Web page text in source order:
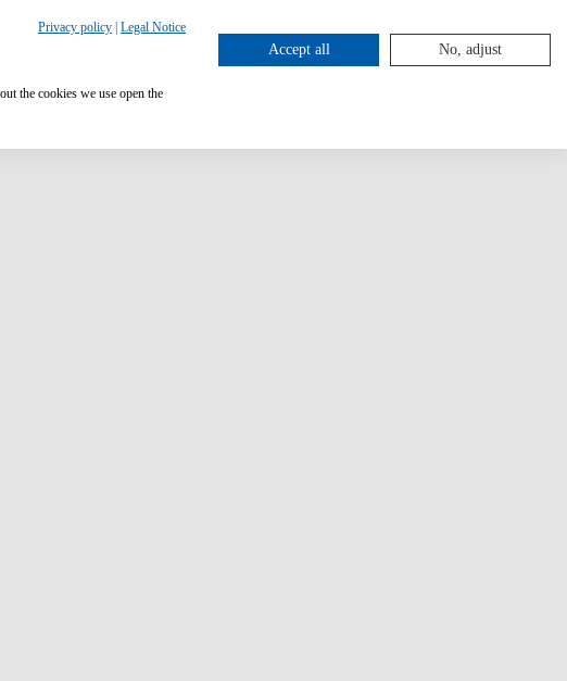
Privacy policy Legal Notice
the cookies we use open the
Accept all No, adjust